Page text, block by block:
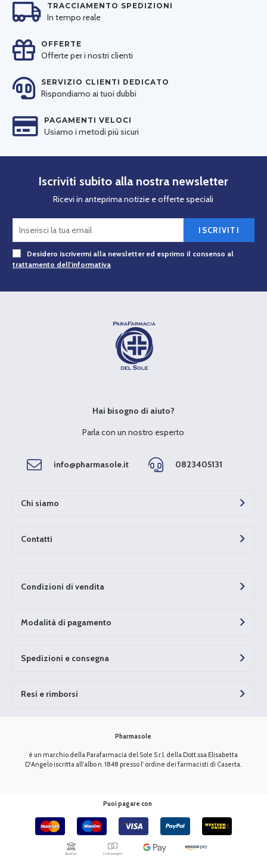
TRACCIAMENTO SPEDIZIONI
In tempo reale
OFFERTE
Offerte per i nostri clienti
SERVIZIO CLIENTI DEDICATO
Rispondiamo ai tuoi dubbi
PAGAMENTI VELOCI
Usiamo i metodi più sicuri
Iscriviti subito alla nostra newsletter
Ricevi in anteprima notizie e offerte speciali
ISCRIVITI
Desidero iscrivermi alla newsletter ed esprimo il consenso al
trattamento dell'informativa
Hai bisogno di aiuto?
Parla con un nostro esperto
info@pharmasole.it 0823405131
Chi siamo
Contatti
Condizioni di vendita
Modalità di pagamento
Spedizioni e consegna
Resi e rimborsi
Pharmasole
è un marchio della Parafarmacia del Sole S.r.l. della Dott.ssa Elisabetta
D'Angelo iscritta all'albo n. 1848 presso l' ordine dei farmacisti di Caserta.
Puoi pagare con